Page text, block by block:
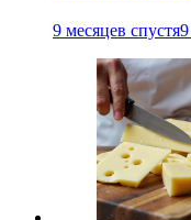
9 месяцев спустя